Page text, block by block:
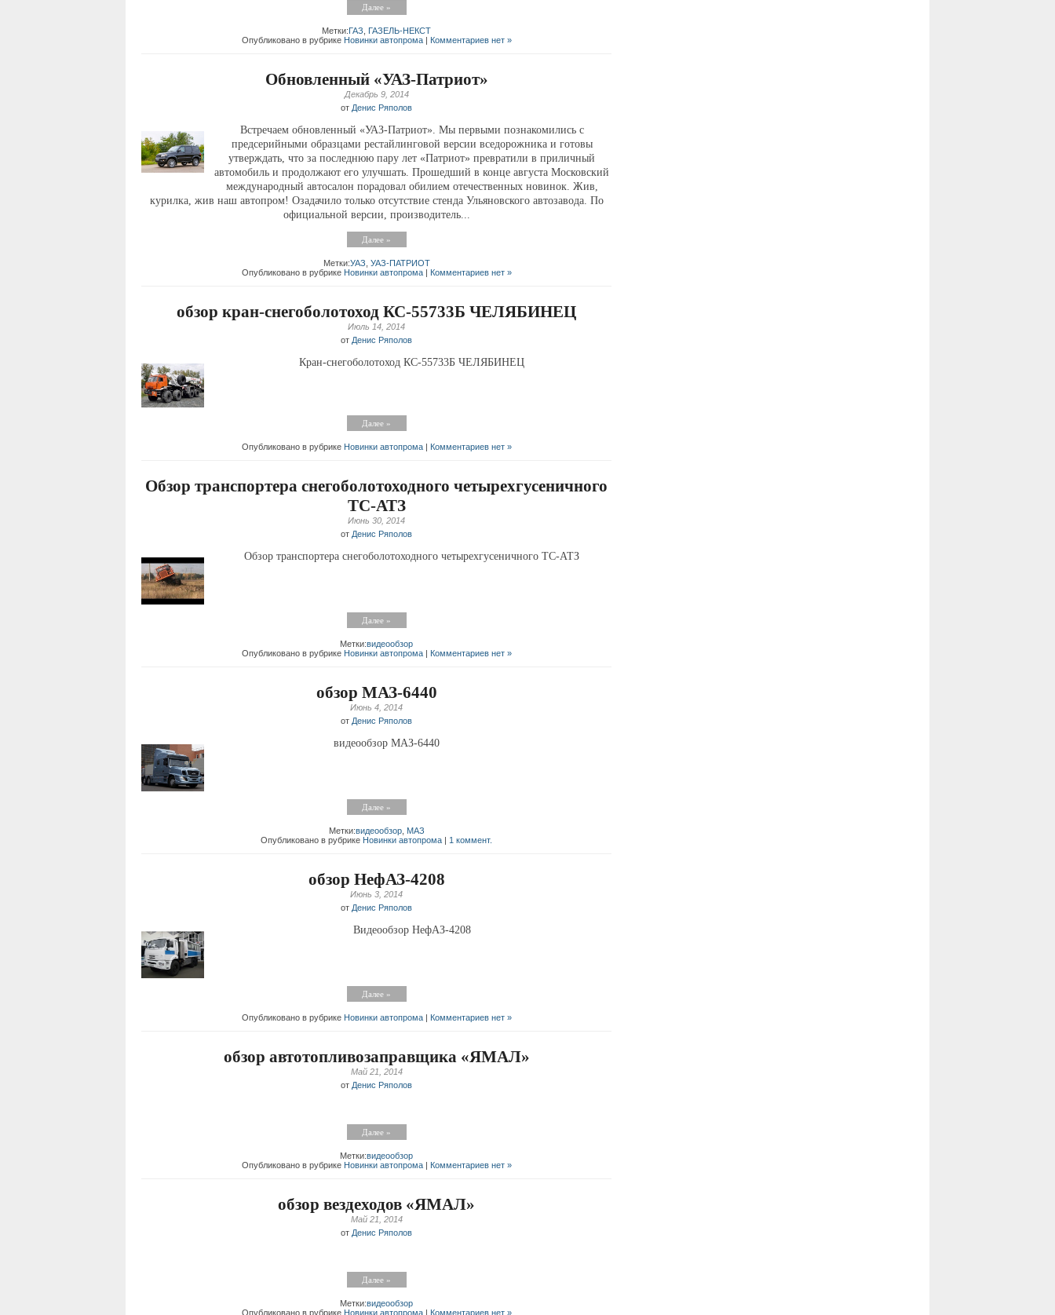
Далее »
Метки:ГАЗ
ГАЗЕЛЬ-НЕКСТ
Опубликовано в рубрике Новинки автопрома| Комментариев нет »
Обновленный «УАЗ-Патриот»
Декабрь 9, 2014
от Денис Ряполов
Встречаем обновленный «УАЗ-Патриот». Мы первыми познакомились с
предсерийными образцами рестайлинговой версии вседорожника и готовы
утверждать, что за последнюю пару лет «Патриот» превратили в приличный
автомобиль и продолжают его улучшать. Прошедший в конце августа Московский
международный автосалон порадовал обилием отечественных новинок. Жив,
курилка, жив наш автопром! Озадачило только отсутствие стенда Ульяновского автозавода. По
официальной версии, производитель...
Далее »
Метки:УАЗ УАЗ-ПАТРИОТ
Опубликовано в рубрике Новинки автопрома| Комментариев нет »
обзор кран-снегоболотоход КС-55733Б ЧЕЛЯБИНЕЦ
Июль 14, 2014
от Денис Ряполов
Кран-снегоболотоход КС-55733Б ЧЕЛЯБИНЕЦ
Далее »
Опубликовано в рубрике Новинки автопрома| Комментариев нет »
Обзор транспортера снегоболотоходного четырехгусеничного
ТС-АТЗ
Июнь 30, 2014
от Денис Ряполов
Обзор транспортера снегоболотоходного четырехгусеничного ТС-АТЗ
Далее »
Метки:видеообзор
Опубликовано в рубрике Новинки автопрома| Комментариев нет »
обзор МАЗ-6440
Июнь 4, 2014
от Денис Ряполов
видеообзор МАЗ-6440
Далее »
Метки:видеообзор, МАЗ
Опубликовано в рубрике Новинки автопрома 1 коммент.
обзор НефАЗ-4208
Июнь 3, 2014
от Денис Ряполов
Видеообзор НефАЗ-4208
Далее »
Опубликовано в рубрике Новинки автопрома| Комментариев нет »
обзор автотопливозаправщика «ЯМАЛ»
Май 21, 2014
от Денис Ряполов
Далее »
Метки:видеообзор
Опубликовано в рубрике Новинки автопрома| Комментариев нет »
обзор вездеходов «ЯМАЛ»
Май 21, 2014
от Денис Ряполов
Далее »
Метки:видеообзор
Опубликовано в рубрике Новинки автопрома| Комментариев нет »